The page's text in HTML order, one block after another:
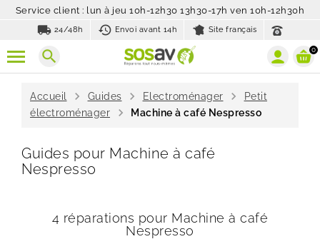
Service client : lun à jeu 10h-12h30 13h30-17h ven 10h-12h30h
local_shipping 24/48h history_toggle_off
Envoi avant 14h Site français
search 0
Accueil chevron_right Guides chevron_right Electroménager chevron_right
Petit
électroménager
chevron_right Machine à café Nespresso
Guides pour Machine à café
Nespresso
4 réparations pour Machine à café
Nespresso